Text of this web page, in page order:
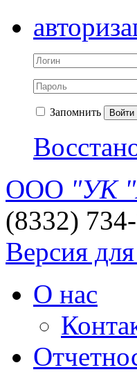
Запомнить Войти
ООО "УК
(8332)
Версия
О нас